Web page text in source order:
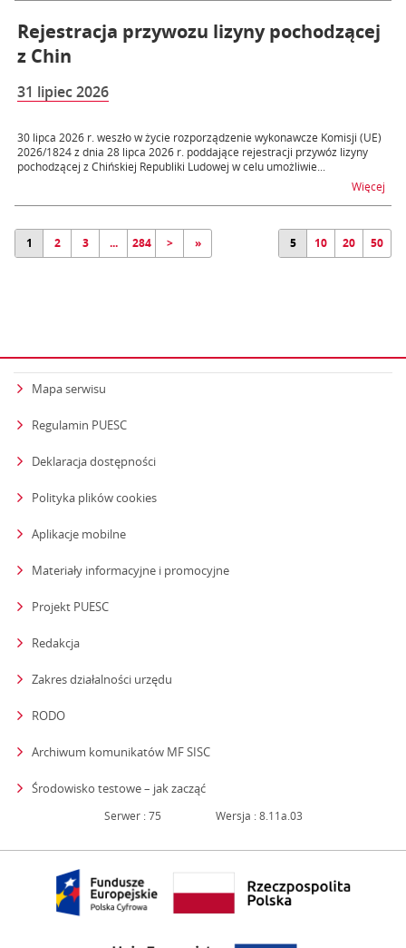
Rejestracja przywozu lizyny pochodzącej
z Chin
31 lipiec 2026
30 lipca 2026 r. weszło w życie rozporządzenie wykonawcze Komisji (UE)
2026/1824 z dnia 28 lipca 2026 r. poddające rejestracji przywóz lizyny
pochodzącej z Chińskiej Republiki Ludowej w celu umożliwie...
Więcej
1 2 3 ... 284 > » 5 10 20 50
Mapa serwisu
Regulamin PUESC
Deklaracja dostępności
Polityka plików cookies
Aplikacje mobilne
Materiały informacyjne i promocyjne
Projekt PUESC
Redakcja
Zakres działalności urzędu
RODO
Archiwum komunikatów MF SISC
Środowisko testowe – jak zacząćstrona otwiera się w nowym oknie
Serwer : 75 Wersja : 8.11a.03